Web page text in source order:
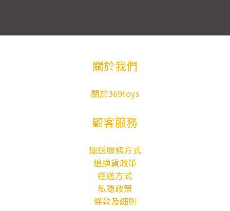
關於我們
關於369toys
顧客服務
運送服務方式
退換貨政策
運送方式
私隱政策
條款及細則